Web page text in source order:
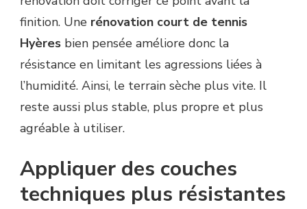
finition. Une rénovation court de tennis
Hyères bien pensée améliore donc la
résistance en limitant les agressions liées à
l’humidité. Ainsi, le terrain sèche plus vite. Il
reste aussi plus stable, plus propre et plus
agréable à utiliser.
Appliquer des couches
techniques plus résistantes